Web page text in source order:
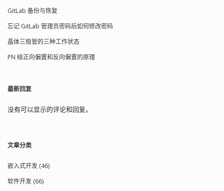
字符 550e8400-e29b-41d4-a716-
446655440000 ULID 26 字符
不含 - 更适合 URL / 文件名 4、高性能 &
器 不需要锁 本地即可生成，非常适合微
Go / Python / Rust / JavaScript。 什么
并不是万能药。以下场景请慎重考虑：
ULID 的前缀时间戳可能会暴露生成频率
随机的方案更安全。 ❌ 需要绝对连续且
“绝对连续”。由于随机部分的存在，它会
GitLab 备份与恢复
忘记 GitLab 管理员密码后如何修改密码
晶体三极管的三种工作状态
PN 结正向偏置和反向偏置的原理
最新回复
没有可以显示的评论和回复。
文章分类
嵌入式开发 (46)
软件开发 (66)